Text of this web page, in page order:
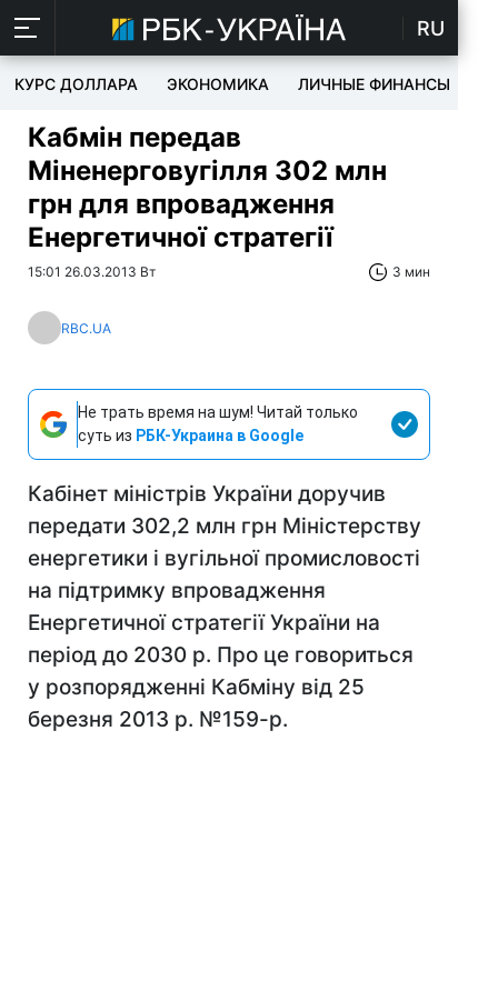
RU
КУРС ДОЛЛАРА ЭКОНОМИКА ЛИЧНЫЕ ФИНАНСЫ
Кабмін передав
Міненерговугілля 302 млн
грн для впровадження
Енергетичної стратегії
15:01 26.03.2013 Вт 3 мин
RBC.UA
Не трать время на шум! Читай только
суть из РБК-Украина в Google
Кабінет міністрів України доручив
передати 302,2 млн грн Міністерству
енергетики і вугільної промисловості
на підтримку впровадження
Енергетичної стратегії України на
період до 2030 р. Про це говориться
у розпорядженні Кабміну від 25
березня 2013 р. №159-р.